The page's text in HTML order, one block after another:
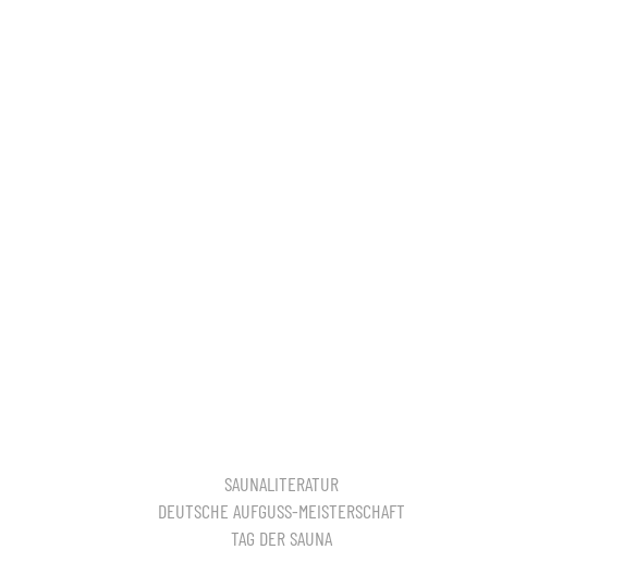
SAUNALITERATUR
DEUTSCHE AUFGUSS-MEISTERSCHAFT
TAG DER SAUNA